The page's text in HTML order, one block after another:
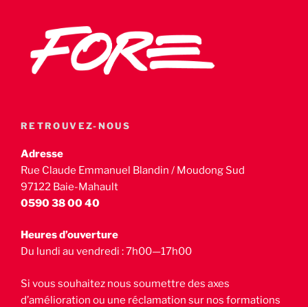
RETROUVEZ-NOUS
Adresse
Rue Claude Emmanuel Blandin / Moudong Sud
97122 Baie-Mahault
0590 38 00 40
Heures d’ouverture
Du lundi au vendredi : 7h00—17h00
Si vous souhaitez nous soumettre des axes
d’amélioration ou une réclamation sur nos formations